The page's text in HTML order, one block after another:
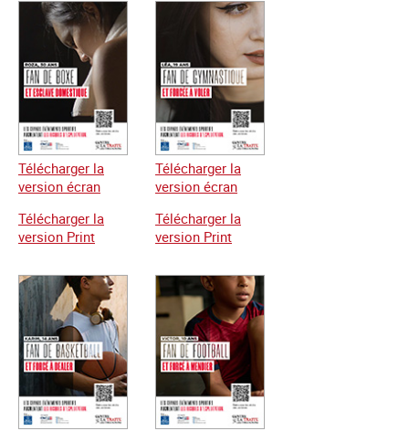
Télécharger la
version écran
Télécharger la
version Print
Télécharger la
version écran
Télécharger la
version Print